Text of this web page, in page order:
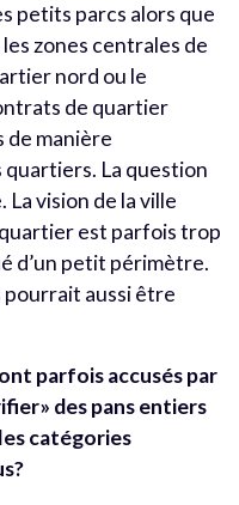
petits parcs alors que
zones centrales de
nord ou le
de quartier
de manière
La question
La vision de la ville
est parfois trop
d’un petit périmètre.
pourrait aussi être
parfois accusés par
des pans entiers
catégories